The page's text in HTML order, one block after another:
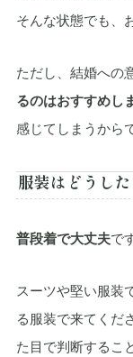
そんな状態でも、
ただし、結婚への
るのはおすすめし
感じてしまうから
服装はどうし
普段着で大丈夫で
スーツや堅い服装
る服装で来てくだ
た目で判断するこ